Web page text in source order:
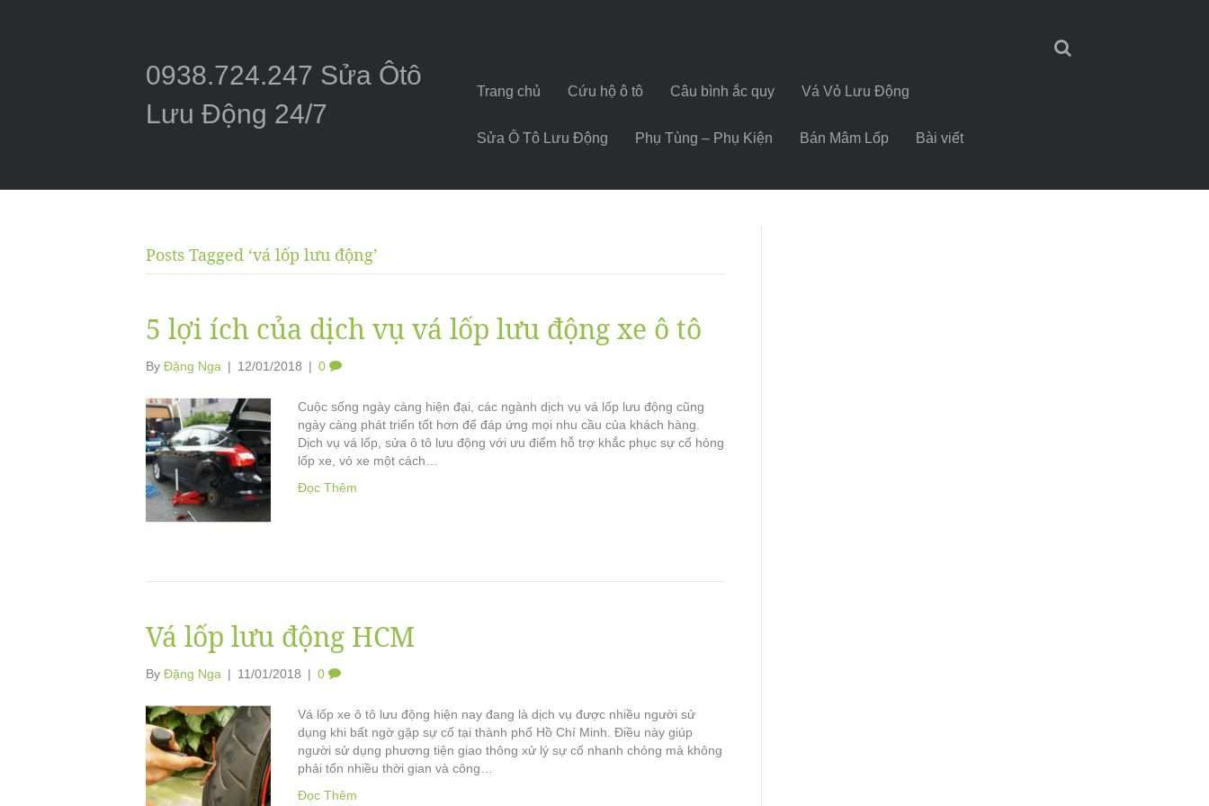
0938.724.247 Sửa Ôtô
Lưu Động 24/7
Trang chủ Cứu hộ ô tô Câu bình ắc quy Vá Vỏ Lưu Động
Sửa Ô Tô Lưu Động Phụ Tùng – Phụ Kiện Bán Mâm Lốp Bài viết
Posts Tagged ‘vá lốp lưu động’
5 lợi ích của dịch vụ vá lốp lưu động xe ô tô
By Đặng Nga | 12/01/2018 | 0
Cuộc sống ngày càng hiện đại, các ngành dịch vụ vá lốp lưu động cũng
ngày càng phát triển tốt hơn để đáp ứng mọi nhu cầu của khách hàng.
Dịch vụ vá lốp, sửa ô tô lưu động với ưu điểm hỗ trợ khắc phục sự cố hỏng
lốp xe, vỏ xe một cách…
Đọc Thêm
Vá lốp lưu động HCM
By Đặng Nga | 11/01/2018 | 0
Vá lốp xe ô tô lưu động hiện nay đang là dịch vụ được nhiều người sử
dụng khi bất ngờ gặp sự cố tại thành phố Hồ Chí Minh. Điều này giúp
người sử dụng phương tiện giao thông xử lý sự cố nhanh chóng mà không
phải tốn nhiều thời gian và công…
Đọc Thêm